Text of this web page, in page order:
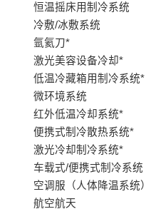
恒温摇床用制冷系统
冷敷/冰敷系统
氩氦刀*
激光美容设备冷却*
低温冷藏箱用制冷系统*
微环境系统
红外低温冷却系统*
便携式制冷散热系统*
激光冷却制冷系统*
车载式/便携式制冷系统
空调服（人体降温系统）
航空航天